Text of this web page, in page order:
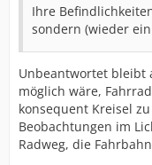
Ihre
sondern (wieder
Unbeantwortet bleibt
möglich wäre,
konsequent Kreisel
Beobachtungen im
Radweg, die